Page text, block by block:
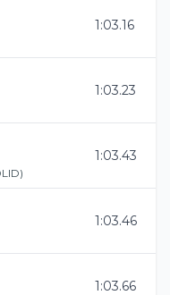
1:03.16
1:03.23
)
1:03.43
1:03.46
1:03.66